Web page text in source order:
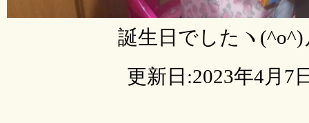
誕生日でしたヽ(^o^)
更新日:2023年4月7